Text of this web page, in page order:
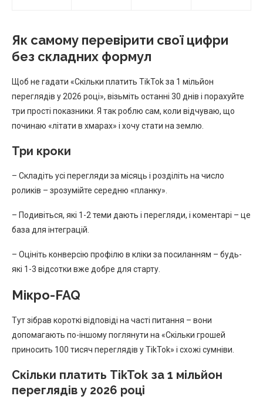
Як самому перевірити свої цифри
без складних формул
Щоб не гадати «Скільки платить TikTok за 1 мільйон
переглядів у 2026 році», візьміть останні 30 днів і порахуйте
три прості показники. Я так роблю сам, коли відчуваю, що
починаю «літати в хмарах» і хочу стати на землю.
Три кроки
– Складіть усі перегляди за місяць і розділіть на число
роликів – зрозумійте середню «планку».
– Подивіться, які 1-2 теми дають і перегляди, і коментарі – це
база для інтеграцій.
– Оцініть конверсію профілю в кліки за посиланням – будь-
які 1-3 відсотки вже добре для старту.
Мікро-FAQ
Тут зібрав короткі відповіді на часті питання – вони
допомагають по-іншому поглянути на «Скільки грошей
приносить 100 тисяч переглядів у TikTok» і схожі сумніви.
Скільки платить TikTok за 1 мільйон
переглядів у 2026 році